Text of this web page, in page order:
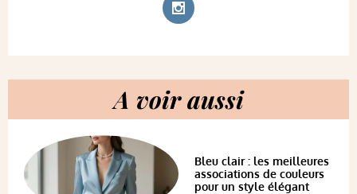
A voir aussi
Bleu clair : les meilleures
associations de couleurs
pour un style élégant